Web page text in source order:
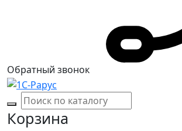
Обратный звонок
Корзина